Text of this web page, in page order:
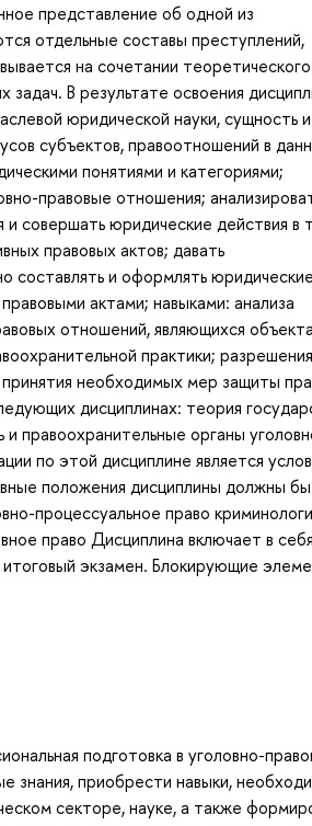
представление об одной из
отдельные составы преступлений,
на сочетании теоретического
В результате освоения
юридической науки, сущность и
субъектов, правоотношений в
понятиями и категориями;
правовые отношения;
совершать юридические действия в
правовых актов; давать
составлять и оформлять юридические
актами; навыками: анализа
отношений, являющихся
практики; разрешения
необходимых мер защиты
дисциплинах: теория
правоохранительные органы
по этой дисциплине является
положения дисциплины должны
процессуальное право
право Дисциплина включает в себя
экзамен. Блокирующие
подготовка в уголовно-
знания, приобрести навыки,
секторе, науке, а также